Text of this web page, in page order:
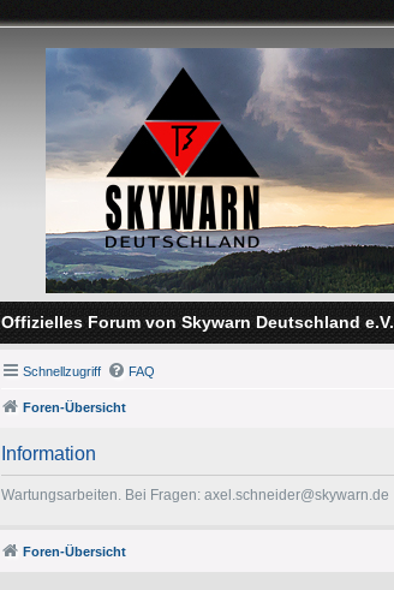
Offizielles Forum von Skywarn Deutschland e.V.
Schnellzugriff FAQ
Foren-Übersicht
Information
Wartungsarbeiten. Bei Fragen: axel.schneider@skywarn.de
Foren-Übersicht